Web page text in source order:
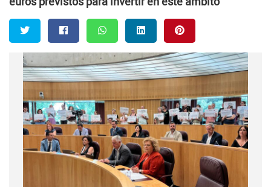
Twitter Facebook Whatsapp LinkedIn